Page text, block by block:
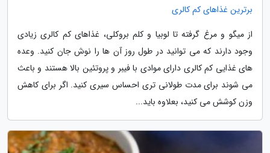
برترین غذاهای کم کالری
از میگو و مرغ گرفته تا لوبیا و کلم بروکلی، غذاهای کم کالری زیادی
وجود دارند که می توانید در طول روز آن ها را نوش جان کنید. وعده
های غذایی کم کالری دارای موادی با فیبر و پروتئین بالا هستند و باعث
می شوند برای مدت طولانی تری احساس سیری کنید. اگر برای کاهش
وزن کوشش می کنید، بعلاوه باید...